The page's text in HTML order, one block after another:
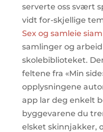
serverte oss svært
vidt for-skjellige
Sex og samleie
samlinger og
skolebiblioteket.
feltene fra «Min
opplysningene
app lar deg enkelt
byggevarene du
elsket skinnjakker,